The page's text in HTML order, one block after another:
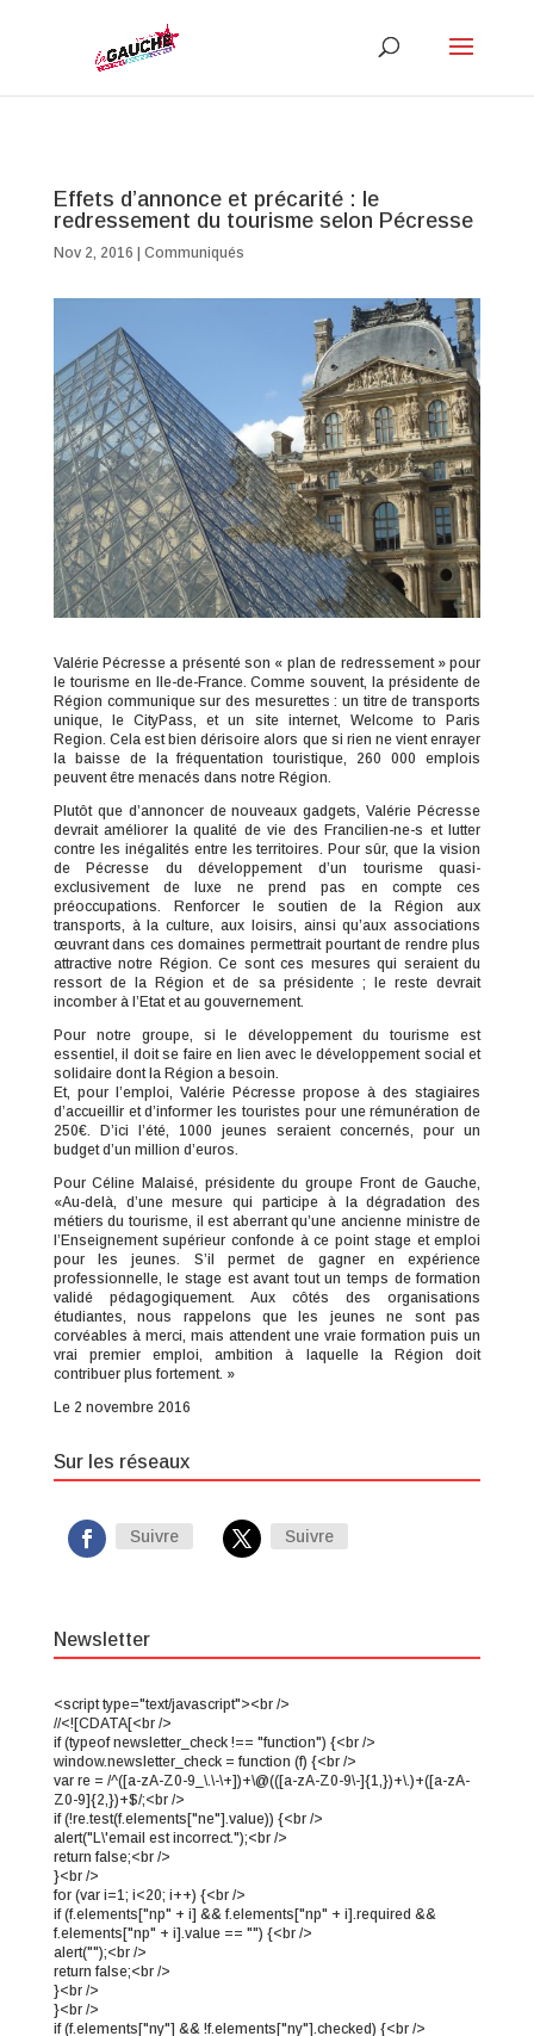
Effets d’annonce et précarité : le
redressement du tourisme selon Pécresse
Nov 2, 2016 Communiqués
Valérie Pécresse a présenté son « plan de redressement » pour
le tourisme en Ile-de-France. Comme souvent, la présidente de
Région communique sur des mesurettes : un titre de transports
unique, le CityPass, et un site internet, Welcome to Paris
Region. Cela est bien dérisoire alors que si rien ne vient enrayer
la baisse de la fréquentation touristique, 260 000 emplois
peuvent être menacés dans notre Région.
Plutôt que d’annoncer de nouveaux gadgets, Valérie Pécresse
devrait améliorer la qualité de vie des Francilien-ne-s et lutter
contre les inégalités entre les territoires. Pour sûr, que la vision
de Pécresse du développement d’un tourisme quasi-
exclusivement de luxe ne prend pas en compte ces
préoccupations. Renforcer le soutien de la Région aux
transports, à la culture, aux loisirs, ainsi qu’aux associations
œuvrant dans ces domaines permettrait pourtant de rendre plus
attractive notre Région. Ce sont ces mesures qui seraient du
ressort de la Région et de sa présidente ; le reste devrait
incomber à l’Etat et au gouvernement.
Pour notre groupe, si le développement du tourisme est
essentiel, il doit se faire en lien avec le développement social et
solidaire dont la Région a besoin.
Et, pour l’emploi, Valérie Pécresse propose à des stagiaires
d’accueillir et d’informer les touristes pour une rémunération de
250€. D’ici l’été, 1000 jeunes seraient concernés, pour un
budget d’un million d’euros.
Pour Céline Malaisé, présidente du groupe Front de Gauche,
«Au-delà, d’une mesure qui participe à la dégradation des
métiers du tourisme, il est aberrant qu’une ancienne ministre de
l’Enseignement supérieur confonde à ce point stage et emploi
pour les jeunes. S’il permet de gagner en expérience
professionnelle, le stage est avant tout un temps de formation
validé pédagogiquement. Aux côtés des organisations
étudiantes, nous rappelons que les jeunes ne sont pas
corvéables à merci, mais attendent une vraie formation puis un
vrai premier emploi, ambition à laquelle la Région doit
contribuer plus fortement. »
Le 2 novembre 2016
Sur les réseaux
Suivre Suivre
Newsletter
<script type="text/javascript"><br />
//<![CDATA[<br />
if (typeof newsletter_check !== "function") {<br />
window.newsletter_check = function (f) {<br />
var re = /^([a-zA-Z0-9_\.\-\+])+\@(([a-zA-Z0-9\-]{1,})+\.)+([a-zA-
Z0-9]{2,})+$/;<br />
if (!re.test(f.elements["ne"].value)) {<br />
alert("L\'email est incorrect.");<br />
return false;<br />
}<br />
for (var i=1; i<20; i++) {<br />
if (f.elements["np" + i] && f.elements["np" + i].required &&
f.elements["np" + i].value == "") {<br />
alert("");<br />
return false;<br />
}<br />
}<br />
if (f.elements["ny"] && !f.elements["ny"].checked) {<br />